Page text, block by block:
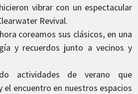
vibrar con un espectacular
Revival.
coreamos sus clásicos, en una
y recuerdos junto a vecinos y
actividades de verano que
encuentro en nuestros espacios